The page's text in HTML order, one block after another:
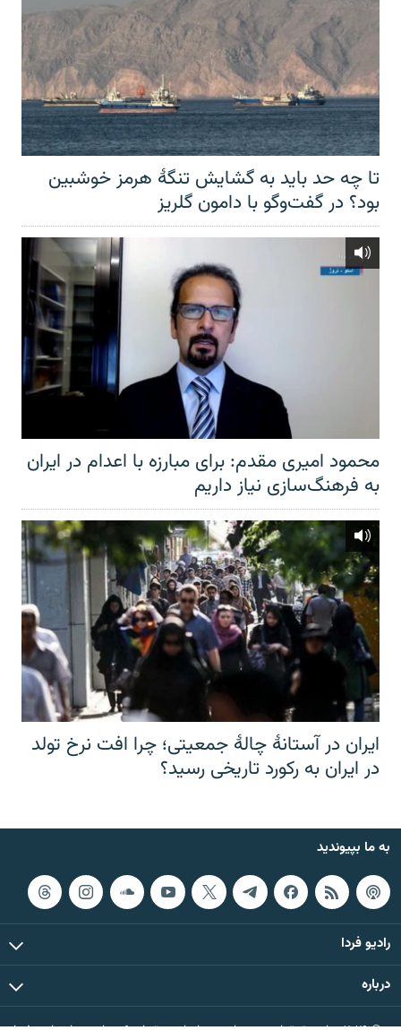
تا چه حد باید به گشایش تنگهٔ هرمز خوشبین
بود؟ در گفت‌وگو با دامون گلریز
محمود امیری مقدم: برای مبارزه با اعدام در ایران
به فرهنگ‌سازی نیاز داریم
ایران در آستانهٔ چالهٔ جمعیتی؛ چرا افت نرخ تولد
در ایران به رکورد تاریخی رسید؟
به ما بپیوندید
رادیو فردا
درباره